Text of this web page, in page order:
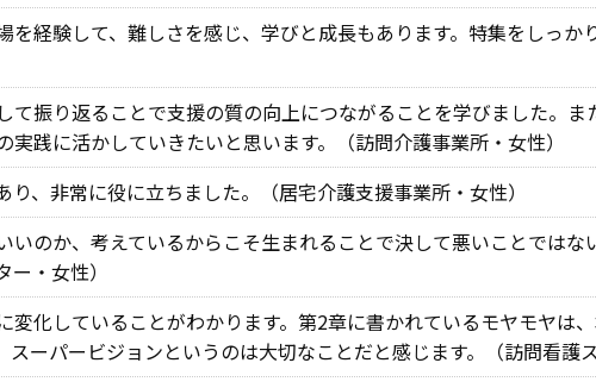
経験して、難しさを感じ、学びと成長もあります。特集をしっ
て振り返ることで支援の質の向上につながることを学びました。
践に活かしていきたいと思います。（訪問介護事業所・女性）
、非常に役に立ちました。（居宅介護支援事業所・女性）
いのか、考えているからこそ生まれることで決して悪いことでは
・女性）
化していることがわかります。第2章に書かれているモヤモヤは
ーパービジョンというのは大切なことだと感じます。（訪問看護